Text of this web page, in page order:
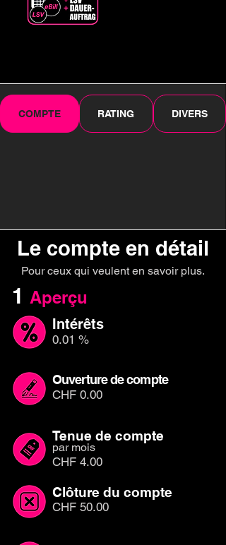
COMPTE RATING DIVERS
Le compte en détail
Pour ceux qui veulent en savoir plus.
1 Aperçu
Intérêts
0.01 %
Ouverture de compte
CHF 0.00
Tenue de compte
par mois
CHF 4.00
Clôture du compte
CHF 50.00